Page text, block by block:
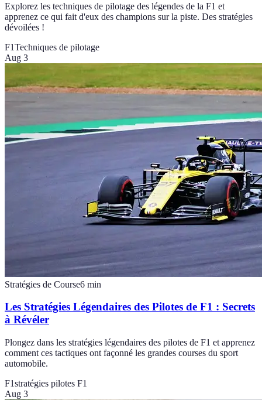
Explorez les techniques de pilotage des légendes de la F1 et
apprenez ce qui fait d'eux des champions sur la piste. Des stratégies
dévoilées !
F1Techniques de pilotage
Aug 3
Stratégies de Course6 min
Les Stratégies Légendaires des Pilotes de F1 : Secrets
à Révéler
Plongez dans les stratégies légendaires des pilotes de F1 et apprenez
comment ces tactiques ont façonné les grandes courses du sport
automobile.
F1stratégies pilotes F1
Aug 3